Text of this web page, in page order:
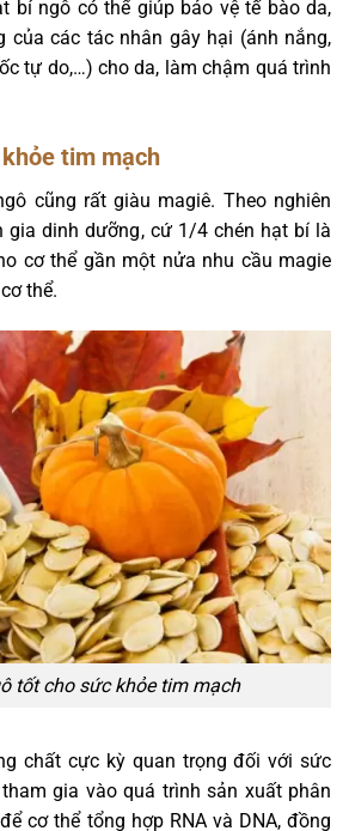
bí ngô có thể giúp bảo vệ tế bào da,
của các tác nhân gây hại (ánh nắng,
tự do,…) cho da, làm chậm quá trình
tim mạch
cũng rất giàu magiê. Theo nghiên
gia dinh dưỡng, cứ 1/4 chén hạt bí là
cơ thể gần một nửa nhu cầu magie
thể.
tốt cho sức khỏe tim mạch
chất cực kỳ quan trọng đối với sức
gia vào quá trình sản xuất phân
cơ thể tổng hợp RNA và DNA, đồng